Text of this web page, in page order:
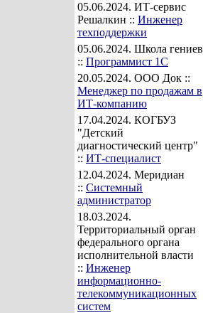
05.06.2024. ИТ-сервис
Решалкин :: Инженер
техподдержки
05.06.2024. Школа гениев
:: Программист 1С
20.05.2024. ООО Док ::
Менеджер по продажам в
ИТ-компанию
17.04.2024. КОГБУЗ
"Детский
диагностический центр"
:: ИТ-специалист
12.04.2024. Меридиан
:: Системный
администратор
18.03.2024.
Территориальный орган
федерального органа
исполнительной власти
:: Инженер
информационно-
телекоммуникационных
систем